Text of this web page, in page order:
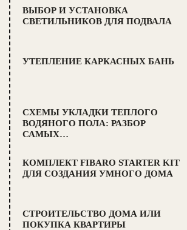
ВЫБОР И УСТАНОВКА
СВЕТИЛЬНИКОВ ДЛЯ ПОДВАЛА
УТЕПЛЕНИЕ КАРКАСНЫХ БАНЬ
СХЕМЫ УКЛАДКИ ТЕПЛОГО
ВОДЯНОГО ПОЛА: РАЗБОР
САМЫХ…
КОМПЛЕКТ FIBARO STARTER KIT
ДЛЯ СОЗДАНИЯ УМНОГО ДОМА
СТРОИТЕЛЬСТВО ДОМА ИЛИ
ПОКУПКА КВАРТИРЫ